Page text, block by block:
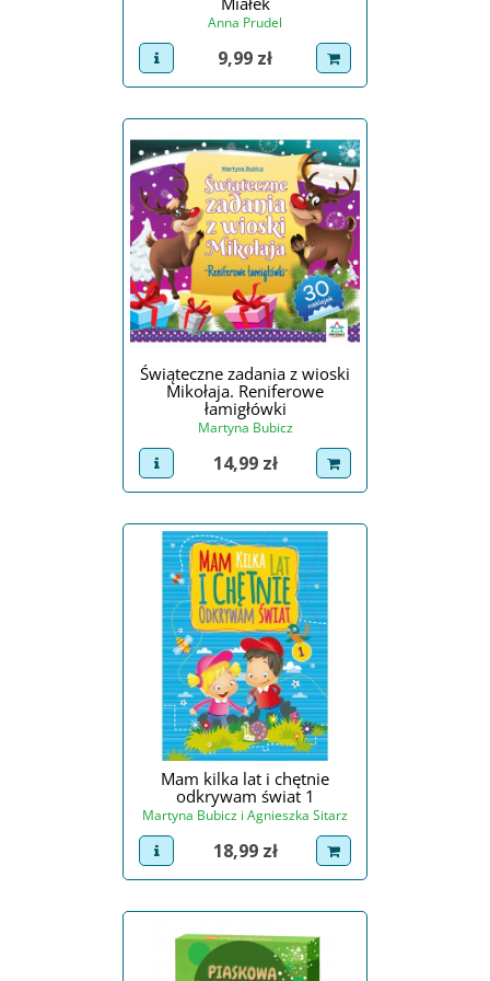
Anna Prudel
view product
Cena
9,99 zł dodaj do koszyka
Świąteczne zadania z wioski
Mikołaja. Reniferowe
łamigłówki
Martyna Bubicz
view product
Cena
14,99 zł dodaj do koszyka
Mam kilka lat i chętnie
odkrywam świat 1
Martyna Bubicz i Agnieszka Sitarz
view product
Cena
18,99 zł dodaj do koszyka